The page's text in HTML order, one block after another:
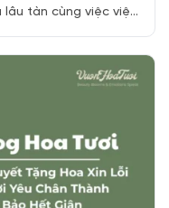
lâu tàn cùng việc việc
của khách hàng.
[...]